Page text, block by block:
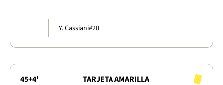
Y. Cassiani#20
45+4' TARJETA AMARILLA